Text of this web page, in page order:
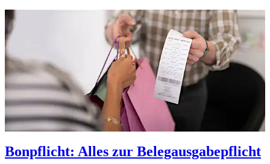
Bonpflicht: Alles zur Belegausgabepflicht